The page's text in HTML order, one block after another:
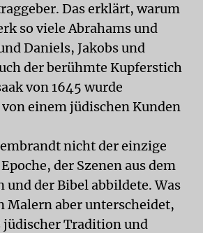
Das erklärt, warum
so viele Abrahams und
Daniels, Jakobs und
der berühmte Kupferstich
von 1645 wurde
einem jüdischen Kunden
nicht der einzige
der Szenen aus dem
und der Bibel abbildete. Was
Malern aber unterscheidet,
Tradition und